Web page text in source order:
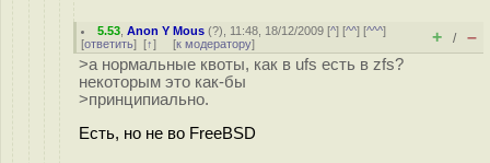
5.53 ,Anon Y Mous (?), 11:48, 18/12/2009 [^] [^^] [^^^]
[ответить] [↑] [к модератору] + / –
>а нормальные квоты, как в ufs есть в zfs?
некоторым это как-бы
>принципиально.
Есть, но не во FreeBSD